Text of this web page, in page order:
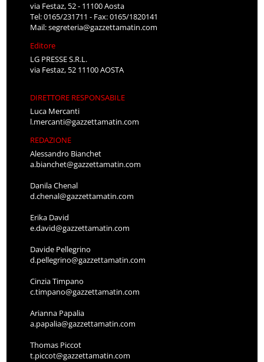
via Festaz, 52 - 11100 Aosta
Tel: 0165/231711 - Fax: 0165/1820141
Mail:segreteria@gazzettamatin.com
Editore
LG PRESSE S.R.L.
via Festaz, 52 11100 AOSTA
DIRETTORE RESPONSABILE
Luca Mercanti
l.mercanti@gazzettamatin.com
REDAZIONE
Alessandro Bianchet
a.bianchet@gazzettamatin.com
Danila Chenal
d.chenal@gazzettamatin.com
Erika David
e.david@gazzettamatin.com
Davide Pellegrino
d.pellegrino@gazzettamatin.com
Cinzia Timpano
c.timpano@gazzettamatin.com
Arianna Papalia
a.papalia@gazzettamatin.com
Thomas Piccot
t.piccot@gazzettamatin.com